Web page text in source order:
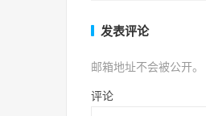
发表评论
邮箱地址不会被公开。
评论